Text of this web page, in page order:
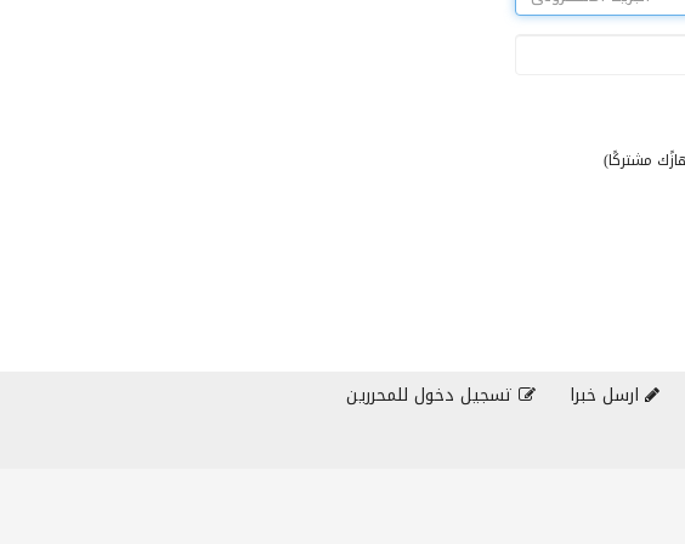
ارسل خبرا
تسجيل دخول للمحررين